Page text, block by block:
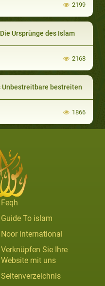
2199
Ursprünge des Islam
2168
Unbestreitbare bestreiten
1866
Feqh
Guide To islam
Noor international
Verknüpfen Sie Ihre
Website mit uns
Seitenverzeichnis